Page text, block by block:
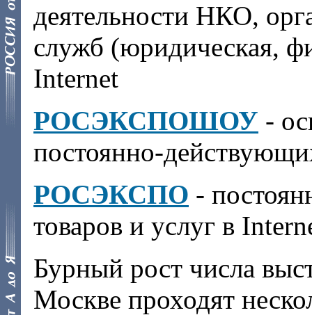
деятельности НКО,
служб (юридическая,
Internet
РОСЭКСПОШОУ -
постоянно-
РОСЭКСПО -
товаров и услуг в
Бурный рост числа
Москве проходят